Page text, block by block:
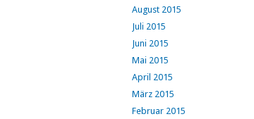
August 2015
Juli 2015
Juni 2015
Mai 2015
April 2015
März 2015
Februar 2015